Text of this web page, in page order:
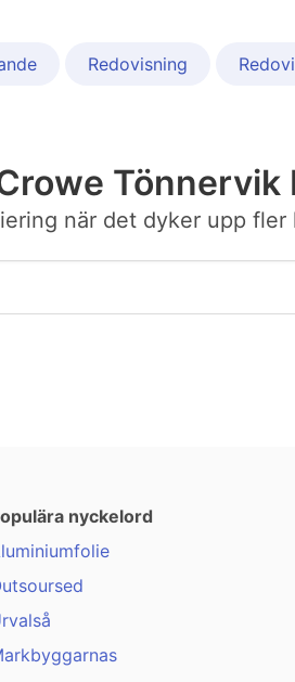
Redovisning
Tönnervik
när det dyker upp fler
nyckelord